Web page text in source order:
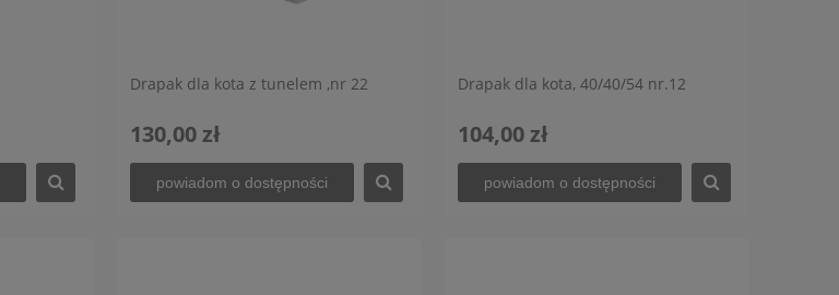
Drapak dla kota z tunelem ,nr 22
130,00 zł
powiadom o dostępności
Drapak dla kota, 40/40/54 nr.12
104,00 zł
powiadom o dostępności